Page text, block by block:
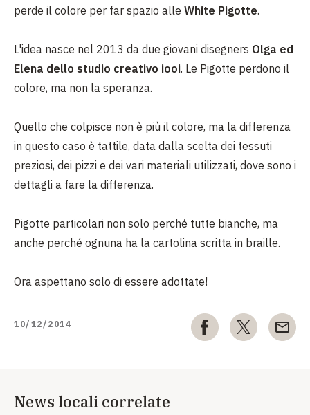
perde il colore per far spazio alle White Pigotte.
L'idea nasce nel 2013 da due giovani disegners Olga ed
Elena dello studio creativo iooi. Le Pigotte perdono il
colore, ma non la speranza.
Quello che colpisce non è più il colore, ma la differenza
in questo caso è tattile, data dalla scelta dei tessuti
preziosi, dei pizzi e dei vari materiali utilizzati, dove sono i
dettagli a fare la differenza.
Pigotte particolari non solo perché tutte bianche, ma
anche perché ognuna ha la cartolina scritta in braille.
Ora aspettano solo di essere adottate!
10/12/2014
News locali correlate